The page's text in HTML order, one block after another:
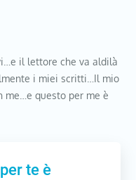
il lettore che va aldilà
i miei scritti…Il mio
me…e questo per me è
te è